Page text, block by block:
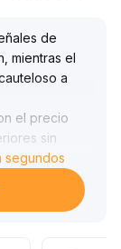
de
mientras el
a
el precio
sin
plazo
del rango de
segundos